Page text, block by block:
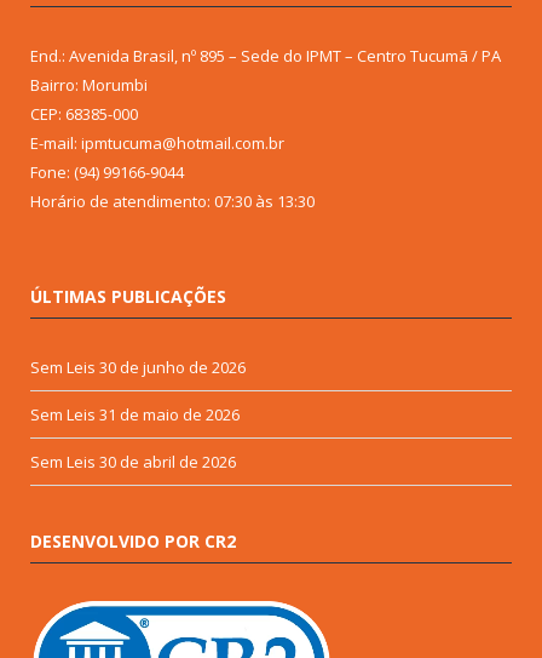
End.: Avenida Brasil, nº 895 – Sede do IPMT – Centro Tucumã / PA
Bairro: Morumbi
CEP: 68385-000
E-mail: ipmtucuma@hotmail.com.br
Fone: (94) 99166-9044
Horário de atendimento: 07:30 às 13:30
ÚLTIMAS PUBLICAÇÕES
Sem Leis 30 de junho de 2026
Sem Leis 31 de maio de 2026
Sem Leis 30 de abril de 2026
DESENVOLVIDO POR CR2